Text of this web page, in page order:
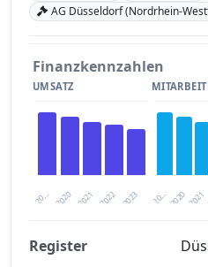
AG Düsseldorf (Nordrhein-
Finanzkennzahlen
UMSATZ
20… 2021 2023
2020 2022 20… 2021
2020
Register